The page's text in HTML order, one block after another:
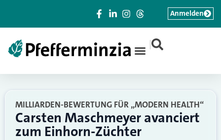
|
Anmelden
MILLIARDEN-BEWERTUNG FÜR „MODERN HEALTH“
Carsten Maschmeyer avanciert
zum Einhorn-Züchter